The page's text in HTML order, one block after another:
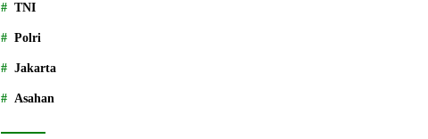
TNI
Polri
Jakarta
Asahan